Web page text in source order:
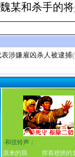
某和杀手的
涉嫌雇凶杀人被逮捕
·和弦铃声：
原来的我
挥着翅膀的